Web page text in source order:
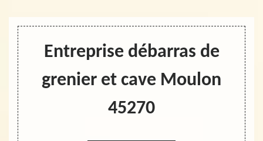
Entreprise débarras de
grenier et cave Moulon
45270